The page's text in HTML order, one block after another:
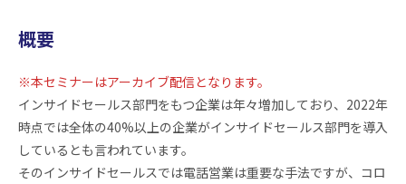
概要
※本セミナーはアーカイブ配信となります。
インサイドセールス部門をもつ企業は年々増加しており、2022年
時点では全体の40%以上の企業がインサイドセールス部門を導入
しているとも言われています。
そのインサイドセールスでは電話営業は重要な手法ですが、コロ